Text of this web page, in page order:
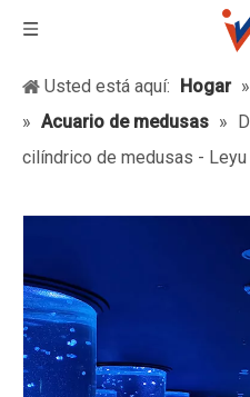
Usted está aquí: Hogar »
» Acuario de medusas »
cilíndrico de medusas - Leyu